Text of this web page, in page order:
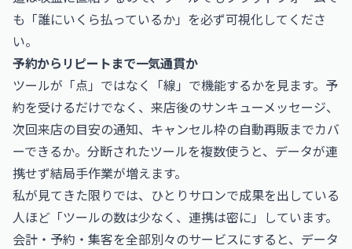
も「誰にいくら払っているか」を必ず可視化してくださ
い。
予約からリピートまで一気通貫か
ツールが「点」ではなく「線」で機能するかを見ます。予
約を受けるだけでなく、来店後のサンキューメッセージ、
次回来店の目安の通知、キャンセル枠の自動再販までカバ
ーできるか。分断されたツールを複数使うと、データが連
携せず結局手作業が増えます。
私が見てきた限りでは、ひとりサロンで成果を出している
人ほど「ツールの数は少なく、連携は密に」しています。
会計・予約・集客を全部別々のサービスにすると、データ